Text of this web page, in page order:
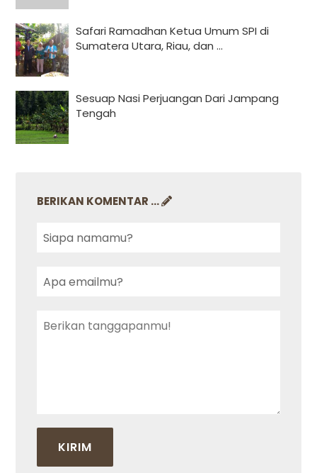
Safari Ramadhan Ketua Umum SPI di
Sumatera Utara, Riau, dan ...
Sesuap Nasi Perjuangan Dari Jampang
Tengah
BERIKAN KOMENTAR ...